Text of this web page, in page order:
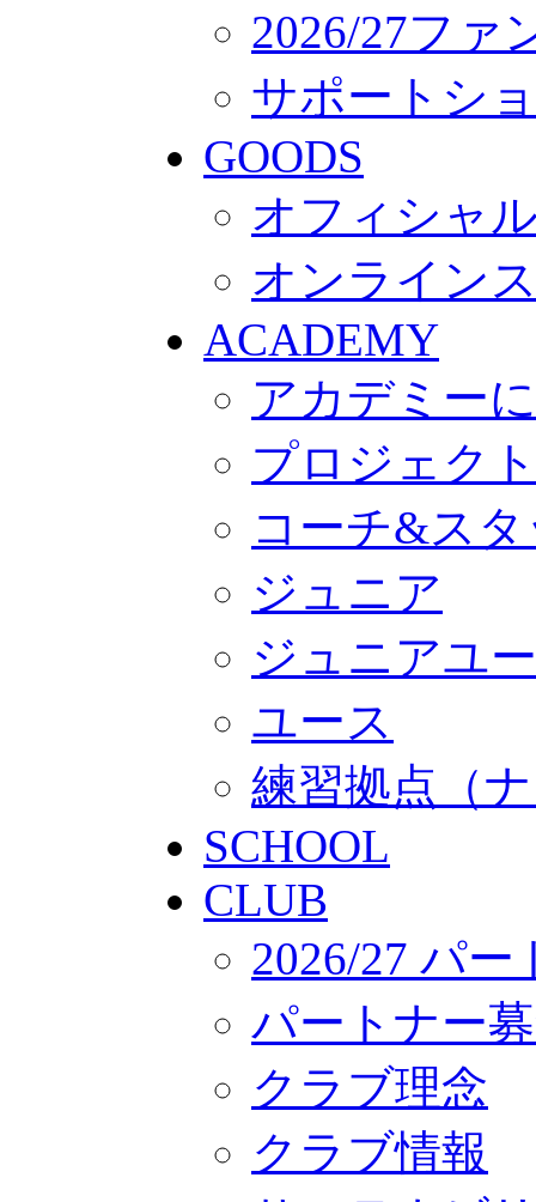
2026/27ファ
サポートシ
GOODS
オフィシャ
オンライン
ACADEMY
アカデミー
プロジェク
コーチ&ス
ジュニア
ジュニアユ
ユース
練習拠点（
SCHOOL
CLUB
2026/27 パ
パートナー
クラブ理念
クラブ情報